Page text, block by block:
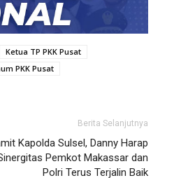
Ketua TP PKK Pusat
PKK Pusat
Berita Selanjutnya
Kapolda Sulsel, Danny Harap
Pemkot Makassar dan
Polri Terus Terjalin Baik